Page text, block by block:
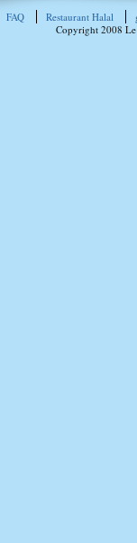
FAQ Restaurant Halal
Copyright 2008